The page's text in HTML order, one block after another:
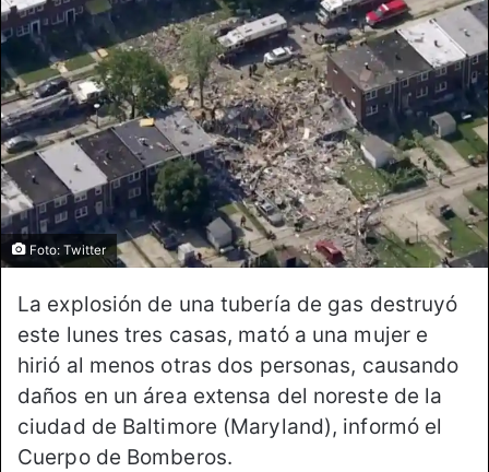
Foto: Twitter
La explosión de una tubería de gas destruyó
este lunes tres casas, mató a una mujer e
hirió al menos otras dos personas, causando
daños en un área extensa del noreste de la
ciudad de Baltimore (Maryland), informó el
Cuerpo de Bomberos.